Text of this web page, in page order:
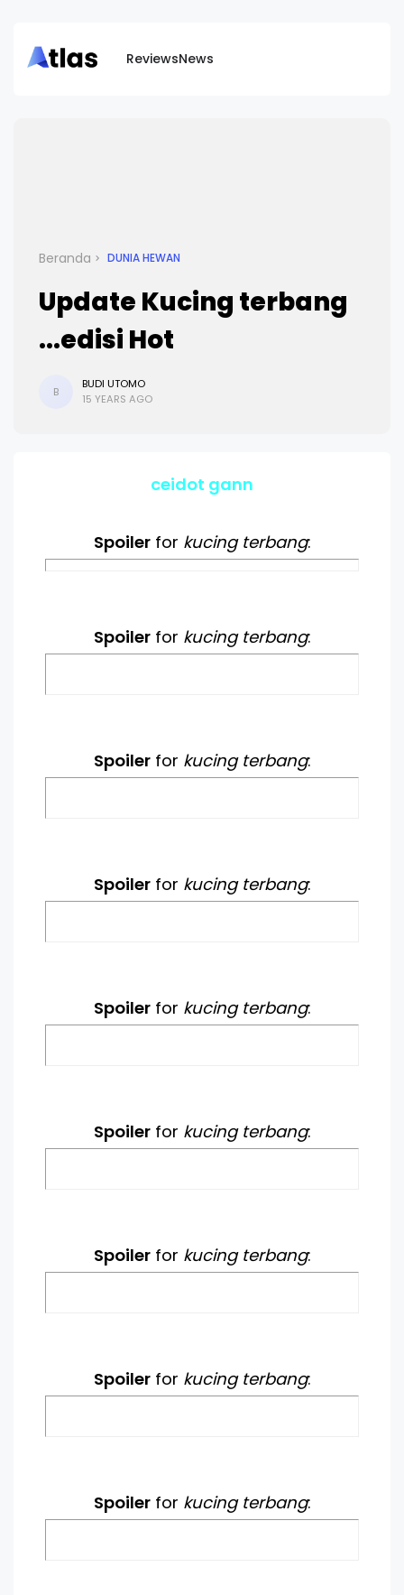
ReviewsNews
Beranda DUNIA HEWAN
Update Kucing terbang
...edisi Hot
B
BUDI UTOMO
15 YEARS AGO
ceidot gann
Spoilerfor kucing terbang:
Spoilerfor kucing terbang:
Spoilerfor kucing terbang:
Spoilerfor kucing terbang:
Spoilerfor kucing terbang:
Spoilerfor kucing terbang:
Spoilerfor kucing terbang:
Spoilerfor kucing terbang:
Spoilerfor kucing terbang: